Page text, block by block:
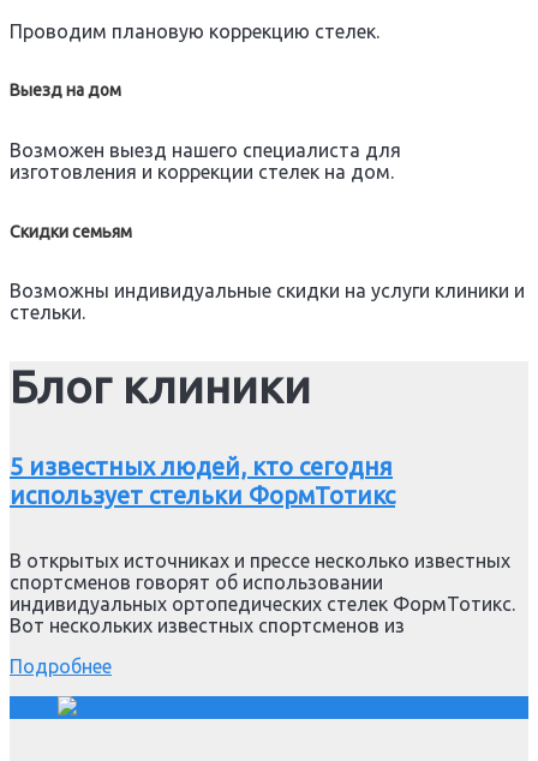
Проводим плановую коррекцию стелек.
Выезд на дом
Возможен выезд нашего специалиста для
изготовления и коррекции стелек на дом.
Скидки семьям
Возможны индивидуальные скидки на услуги клиники и
стельки.
Блог клиники
5 известных людей, кто сегодня
использует стельки ФормТотикс
В открытых источниках и прессе несколько известных
спортсменов говорят об использовании
индивидуальных ортопедических стелек ФормТотикс.
Вот нескольких известных спортсменов из
Подробнее